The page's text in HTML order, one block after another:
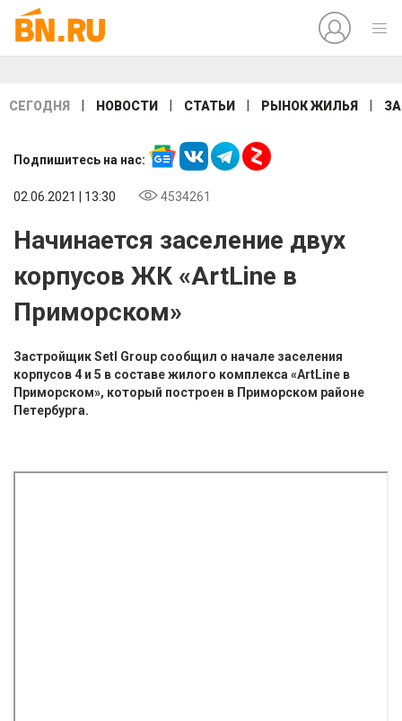
СЕГОДНЯ НОВОСТИ СТАТЬИ РЫНОК ЖИЛЬЯ
Подпишитесь на нас:
02.06.2021 | 13:30 4534261
Начинается заселение двух
корпусов ЖК «ArtLine в
Приморском»
Застройщик Setl Group сообщил о начале заселения
корпусов 4 и 5 в составе жилого комплекса «ArtLine в
Приморском», который построен в Приморском районе
Петербурга.